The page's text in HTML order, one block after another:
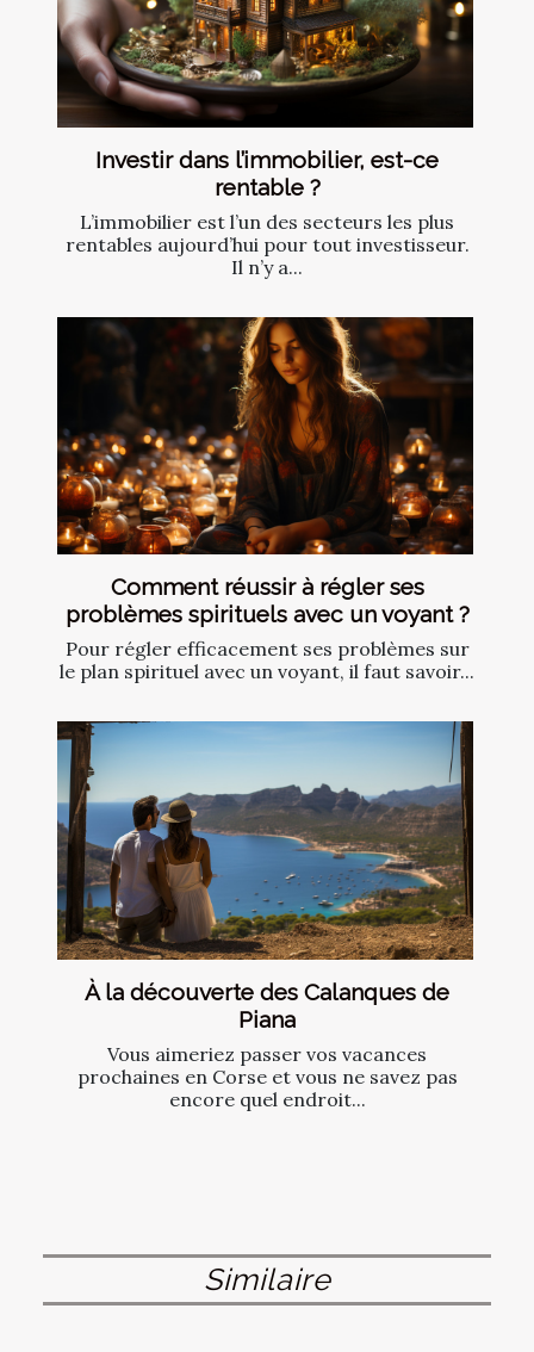
Investir dans l’immobilier, est-ce
rentable ?
L’immobilier est l’un des secteurs les plus
rentables aujourd’hui pour tout investisseur.
Il n’y a...
Comment réussir à régler ses
problèmes spirituels avec un voyant ?
Pour régler efficacement ses problèmes sur
le plan spirituel avec un voyant, il faut savoir...
À la découverte des Calanques de
Piana
Vous aimeriez passer vos vacances
prochaines en Corse et vous ne savez pas
encore quel endroit...
Similaire